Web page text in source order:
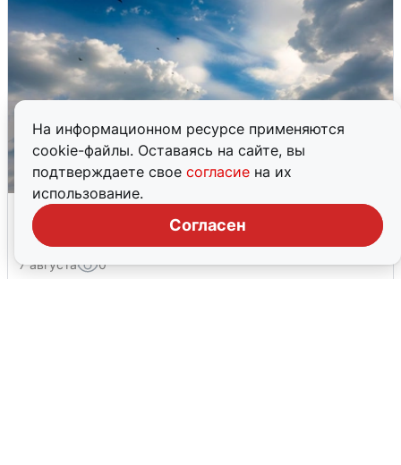
На информационном ресурсе применяются
cookie-файлы. Оставаясь на сайте, вы
подтверждаете свое согласие на их
использование.
Согласен
МЧС ответило на сообщения о
грохоте в Москве
7 августа 0